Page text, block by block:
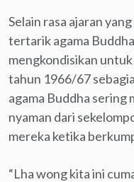
Selain rasa ajaran
tertarik agama
mengkondisikan
tahun 1966/67
agama Buddha sering
nyaman dari
mereka ketika
“Lha wong kita ini